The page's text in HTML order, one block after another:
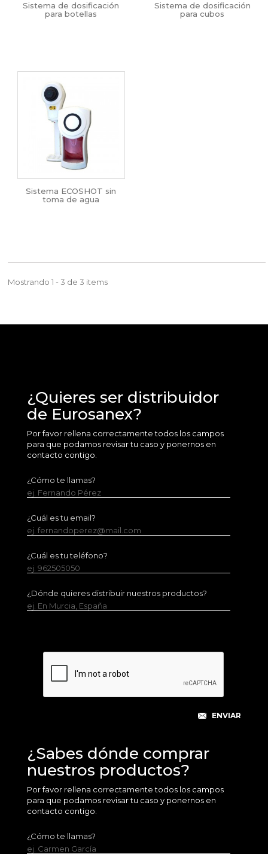
Sistema de dosificación
para botellas
Sistema de dosificación
para cubos
Sistema ECOSHOT sin
toma de agua
Mostrando 1 - 3 de 3 items
¿Quieres ser distribuidor
de Eurosanex?
Por favor rellena correctamente todos los campos
para que podamos revisar tu caso y ponernos en
contacto contigo.
¿Cómo te llamas?
ej. Fernando Pérez
¿Cuál es tu email?
ej. fernandoperez@mail.com
¿Cuál es tu teléfono?
ej. 962505050
¿Dónde quieres distribuir nuestros productos?
ej. En Murcia, España
¿Sabes dónde comprar
nuestros productos?
Por favor rellena correctamente todos los campos
para que podamos revisar tu caso y ponernos en
contacto contigo.
¿Cómo te llamas?
ej. Carmen García